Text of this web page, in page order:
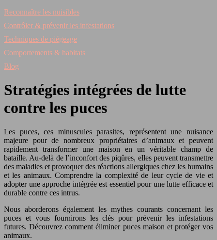
Reconnaître les nuisibles
Contrôler & prévenir les infestations
Techniques de piégeage
Comportements & habitats
Blog
Stratégies intégrées de lutte
contre les puces
Les puces, ces minuscules parasites, représentent une nuisance
majeure pour de nombreux propriétaires d’animaux et peuvent
rapidement transformer une maison en un véritable champ de
bataille. Au-delà de l’inconfort des piqûres, elles peuvent transmettre
des maladies et provoquer des réactions allergiques chez les humains
et les animaux. Comprendre la complexité de leur cycle de vie et
adopter une approche intégrée est essentiel pour une lutte efficace et
durable contre ces intrus.
Nous aborderons également les mythes courants concernant les
puces et vous fournirons les clés pour prévenir les infestations
futures. Découvrez comment éliminer puces maison et protéger vos
animaux.